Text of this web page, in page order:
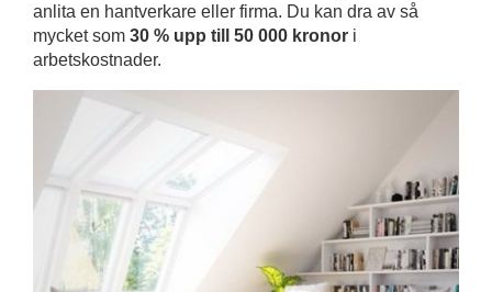
anlita en hantverkare eller firma. Du kan dra av så
mycket som 30 % upp till 50 000 kronor i
arbetskostnader.